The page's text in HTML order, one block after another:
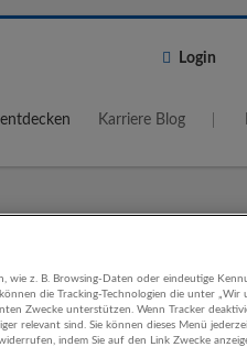
Login
Karriere Blog
5 km
wie z. B. Browsing-Daten oder eindeutige
die Tracking-Technologien die unter „Wir
Zwecke unterstützen. Wenn Tracker
relevant sind. Sie können dieses Menü
indem Sie auf den Link Zwecke